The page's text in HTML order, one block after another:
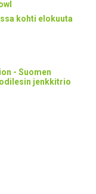
kohti elokuuta
- Suomen
jenkkitrio